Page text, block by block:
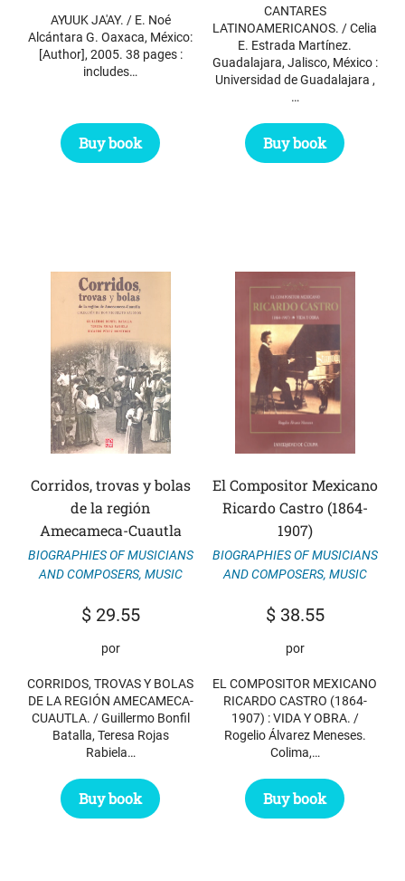
AYUUK JA'AY. / E. Noé
Alcántara G. Oaxaca, México:
[Author], 2005. 38 pages :
includes…
Buy book
$ 15.35.
$ 10.00.
CANTARES
LATINOAMERICANOS. / Celia
E. Estrada Martínez.
Guadalajara, Jalisco, México :
Universidad de Guadalajara ,
…
Buy book
Corridos, trovas y bolas
de la región
Amecameca-Cuautla
BIOGRAPHIES OF MUSICIANS
AND COMPOSERS, MUSIC
$29.55
por
CORRIDOS, TROVAS Y BOLAS
DE LA REGIÓN AMECAMECA-
CUAUTLA. / Guillermo Bonfil
Batalla, Teresa Rojas
Rabiela…
Buy book
El Compositor Mexicano
Ricardo Castro (1864-
1907)
BIOGRAPHIES OF MUSICIANS
AND COMPOSERS, MUSIC
$38.55
por
EL COMPOSITOR MEXICANO
RICARDO CASTRO (1864-
1907) : VIDA Y OBRA. /
Rogelio Álvarez Meneses.
Colima,…
Buy book